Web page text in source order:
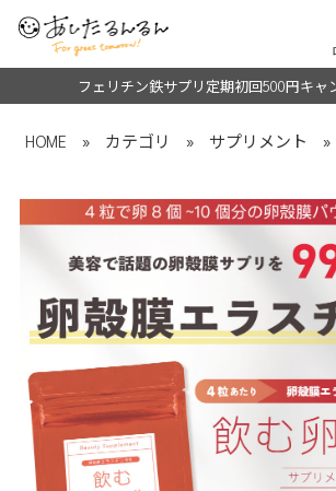
フェリチン鉄サプリ定期初回500円キャ
HOME » カテゴリ » サプリメント »